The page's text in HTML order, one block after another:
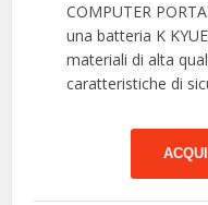
COMPUTER
una batteria K
materiali di alta
caratteristiche di